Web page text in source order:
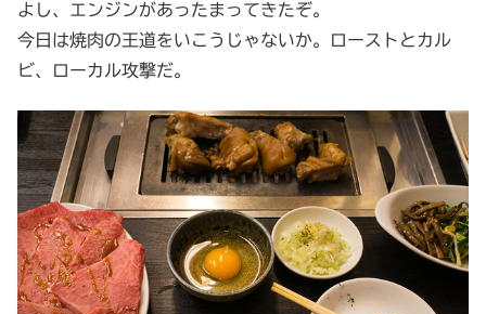
よし、エンジンがあったまってきたぞ。
今日は焼肉の王道をいこうじゃないか。ローストとカル
ビ、ローカル攻撃だ。